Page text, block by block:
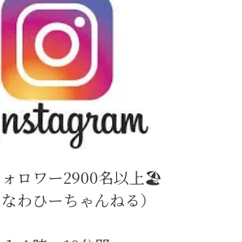
ロワー2900名以上🏖️
わひーちゃんねる）